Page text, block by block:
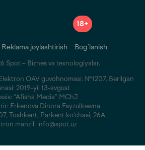
18+
Reklama joylashtirish Bog‘lanish
Spot – Biznes va texnologiyalar.
OAV guvohnomasi: №1207. Berilgan
2019-yil 13-avgust
“Afisha Media” MChJ
Erkenova Dinora Fayzulloevna
Toshkent, Parkent ko‘chasi, 26A
manzil: info@spot.uz